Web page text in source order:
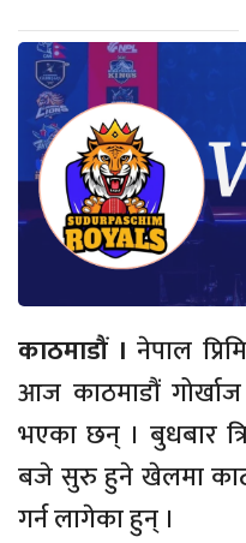
काठमाडौं । नेपाल
आज काठमाडौं
भएका छन् । बुधबार
बजे सुरु हुने खेलमा
गर्न लागेका हुन् ।